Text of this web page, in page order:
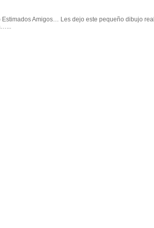
Amigos… Les dejo este pequeño dibujo